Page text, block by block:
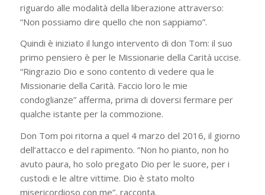
riguardo alle modalità della liberazione attraverso:
“Non possiamo dire quello che non sappiamo”.
Quindi è iniziato il lungo intervento di don Tom: il suo
primo pensiero è per le Missionarie della Carità uccise.
“Ringrazio Dio e sono contento di vedere qua le
Missionarie della Carità. Faccio loro le mie
condoglianze” afferma, prima di doversi fermare per
qualche istante per la commozione.
Don Tom poi ritorna a quel 4 marzo del 2016, il giorno
dell’attacco e del rapimento. “Non ho pianto, non ho
avuto paura, ho solo pregato Dio per le suore, per i
custodi e le altre vittime. Dio è stato molto
misericordioso con me”, racconta.